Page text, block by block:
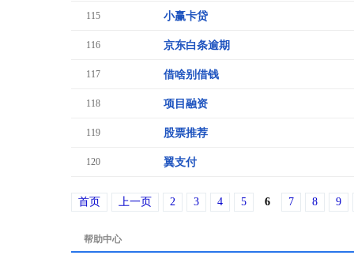
115 小赢卡贷
116 京东白条逾期
117 借啥别借钱
118 项目融资
119 股票推荐
120 翼支付
首页 上一页 2 3 4 5 6 7 8 9
帮助中心